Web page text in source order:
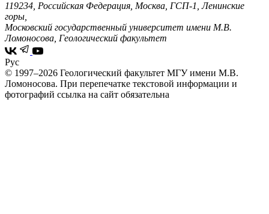
119234, Российская Федерация, Москва, ГСП-1, Ленинские
горы,
Московский государственный университет имени М.В.
Ломоносова, Геологический факультет
Рус
© 1997–2026 Геологический факультет МГУ имени М.В.
Ломоносова. При перепечатке текстовой информации и
фотографий ссылка на сайт обязательна